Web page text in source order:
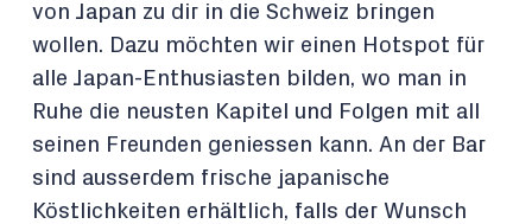
von Japan zu dir in die Schweiz bringen
wollen. Dazu möchten wir einen Hotspot für
alle Japan-Enthusiasten bilden, wo man in
Ruhe die neusten Kapitel und Folgen mit all
seinen Freunden geniessen kann. An der Bar
sind ausserdem frische japanische
Köstlichkeiten erhältlich, falls der Wunsch